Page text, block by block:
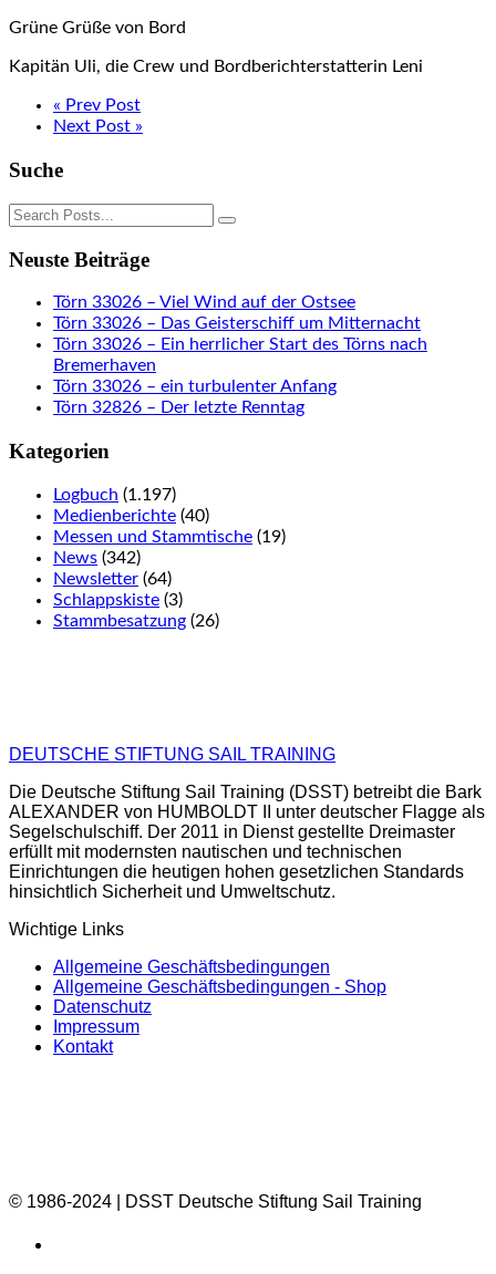
Grüne Grüße von Bord
Kapitän Uli, die Crew und Bordberichterstatterin Leni
« Prev Post
Next Post »
Suche
Neuste Beiträge
Törn 33026 – Viel Wind auf der Ostsee
Törn 33026 – Das Geisterschiff um Mitternacht
Törn 33026 – Ein herrlicher Start des Törns nach
Bremerhaven
Törn 33026 – ein turbulenter Anfang
Törn 32826 – Der letzte Renntag
Kategorien
Logbuch (1.197)
Medienberichte (40)
Messen und Stammtische (19)
News (342)
Newsletter (64)
Schlappskiste (3)
Stammbesatzung (26)
DEUTSCHE STIFTUNG SAIL TRAINING
Die Deutsche Stiftung Sail Training (DSST) betreibt die Bark
ALEXANDER von HUMBOLDT II unter deutscher Flagge als
Segelschulschiff. Der 2011 in Dienst gestellte Dreimaster
erfüllt mit modernsten nautischen und technischen
Einrichtungen die heutigen hohen gesetzlichen Standards
hinsichtlich Sicherheit und Umweltschutz.
Wichtige Links
Allgemeine Geschäftsbedingungen
Allgemeine Geschäftsbedingungen - Shop
Datenschutz
Impressum
Kontakt
© 1986-2024 | DSST Deutsche Stiftung Sail Training